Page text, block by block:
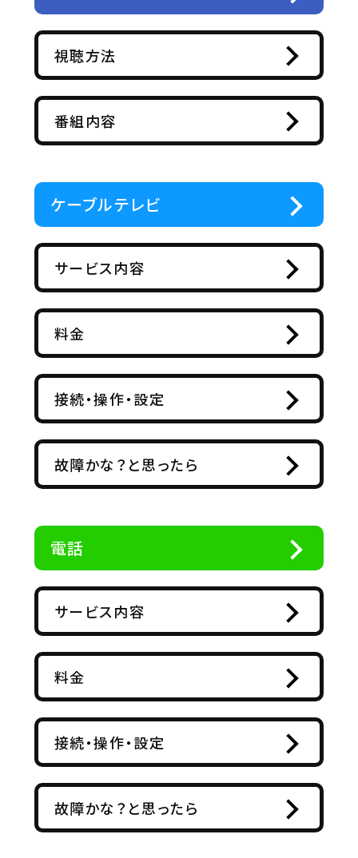
視聴方法
番組内容
ケーブルテレビ
サービス内容
料金
接続・操作・設定
故障かな？と思ったら
電話
サービス内容
料金
接続・操作・設定
故障かな？と思ったら